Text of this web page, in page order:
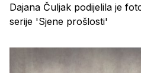
Dajana Čuljak podijelila je
serije 'Sjene prošlosti'